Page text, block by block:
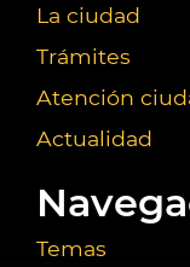
La ciudad
Trámites
Atención
Actualidad
Temas